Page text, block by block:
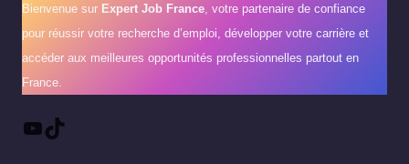
Bienvenue sur Expert Job France , votre partenaire de confiance
pour réussir votre recherche d’emploi, développer votre carrière et
accéder aux meilleures opportunités professionnelles partout en
France.
YouTube
TikTok